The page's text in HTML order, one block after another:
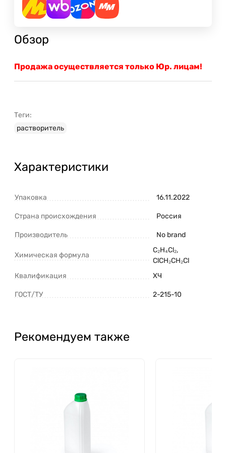
Обзор
Продажа осуществляется только Юр. лицам!
Теги:
растворитель
Характеристики
Упаковка 16.11.2022
Страна происхождения Россия
Производитель No brand
Химическая формула
C₂H₄Cl₂,
ClCH₂CH₂Cl
Квалификация
ХЧ
ГОСТ/ТУ 2-215-10
Рекомендуем также